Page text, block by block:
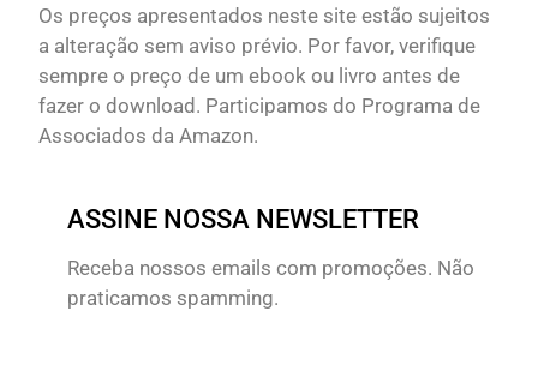
Os preços apresentados neste site estão sujeitos
a alteração sem aviso prévio. Por favor, verifique
sempre o preço de um ebook ou livro antes de
fazer o download. Participamos do Programa de
Associados da Amazon.
ASSINE NOSSA NEWSLETTER
Receba nossos emails com promoções. Não
praticamos spamming.